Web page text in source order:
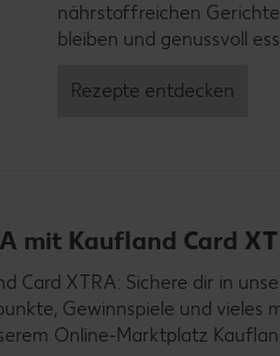
nährstoffreichen
bleiben und genussvoll
Rezepte entdecken
mit Kaufland Card
Card XTRA: Sichere dir in
Gewinnspiele und vieles
Online-Marktplatz